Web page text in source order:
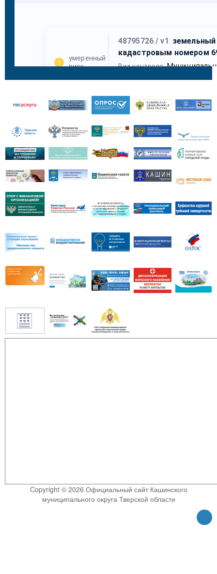
Copyright © 2026 Официальный сайт Кашинского
муниципального округа Тверской области